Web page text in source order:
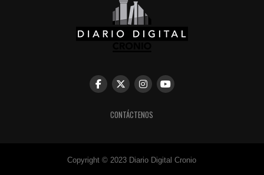
CONTÁCTENOS
Copyright © 2023 Diario Digital Cronio